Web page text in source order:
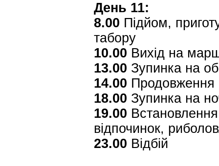
День 11:
8.00 Підйом,
табору
10.00 Вихід на
13.00 Зупинка на
14.00 Продовження
18.00 Зупинка на
19.00
відпочинок,
23.00 Відбій